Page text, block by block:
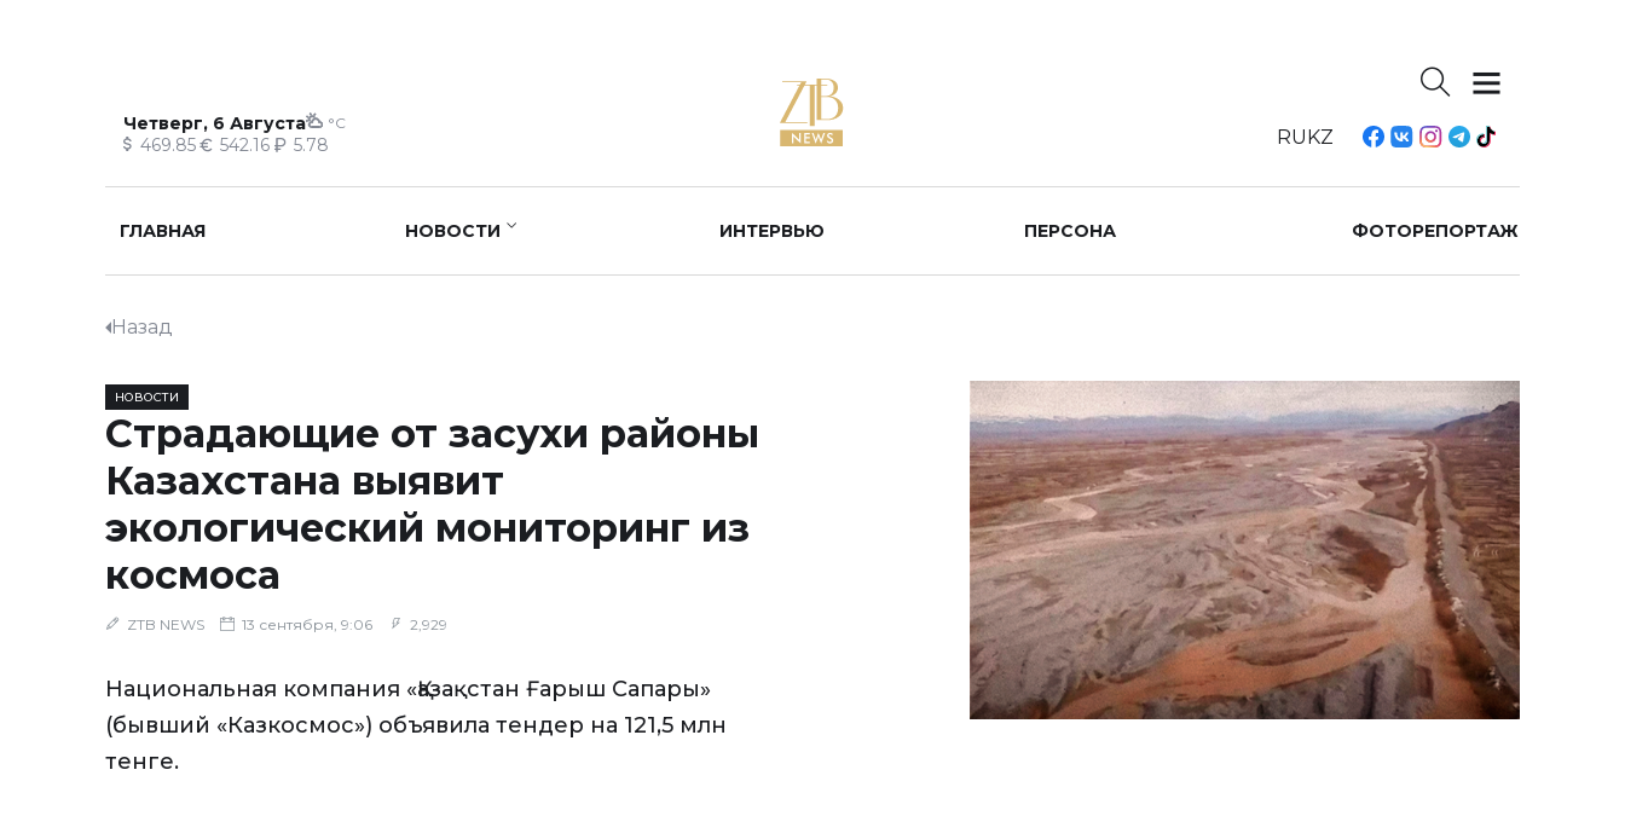
Четверг, 6 Августа °C
469.85 542.16 5.78 RUKZ
ГЛАВНАЯ НОВОСТИ ИНТЕРВЬЮ ПЕРСОНА ФОТОРЕПОРТАЖ
Назад
НОВОСТИ
Страдающие от засухи районы
Казахстана выявит
экологический мониторинг из
космоса
ZTB NEWS 13 сентября, 9:06 2,929
Национальная компания «Қазақстан Ғарыш Сапары»
(бывший «Казкосмос») объявила тендер на 121,5 млн
тенге.